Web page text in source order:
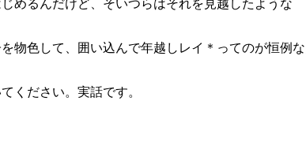
めるんだけど、そいつらはそれを見越したような
物色して、囲い込んで年越しレイ＊ってのが恒例
ください。実話です。